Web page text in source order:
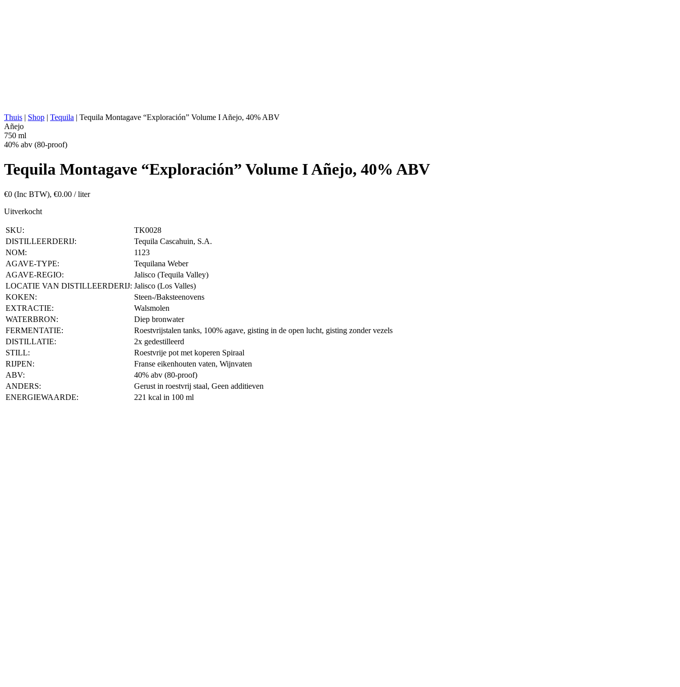
Thuis | Shop | Tequila | Tequila Montagave “Exploración” Volume I Añejo, 40% ABV
Añejo
750 ml
40% abv (80-proof)
Tequila Montagave “Exploración” Volume I Añejo, 40% ABV
€0 (Inc BTW), €0.00 / liter
Uitverkocht
SKU:
TK0028
DISTILLEERDERIJ:
Tequila Cascahuin, S.A.
NOM:
1123
AGAVE-TYPE:
Tequilana Weber
AGAVE-REGIO:
Jalisco (Tequila Valley)
LOCATIE VAN DISTILLEERDERIJ: Jalisco (Los Valles)
KOKEN:
Steen-/Baksteenovens
EXTRACTIE:
Walsmolen
WATERBRON:
Diep bronwater
FERMENTATIE:
Roestvrijstalen tanks, 100% agave, gisting in de open lucht, gisting zonder vezels
DISTILLATIE:
2x gedestilleerd
STILL:
Roestvrije pot met koperen Spiraal
RIJPEN:
Franse eikenhouten vaten, Wijnvaten
ABV:
40% abv (80-proof)
ANDERS:
Gerust in roestvrij staal, Geen additieven
ENERGIEWAARDE:
221 kcal in 100 ml